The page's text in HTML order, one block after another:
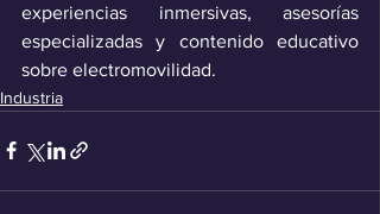
experiencias inmersivas, asesorías
especializadas y contenido educativo
sobre electromovilidad.
Industria